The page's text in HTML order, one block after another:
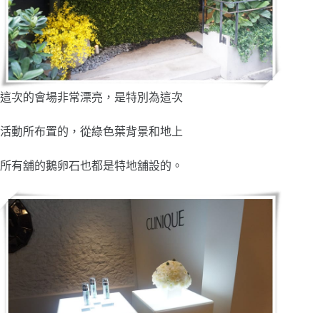
這次的會場非常漂亮，是特別為這次
活動所布置的，從綠色葉背景和地上
所有舖的鵝卵石也都是特地舖設的。